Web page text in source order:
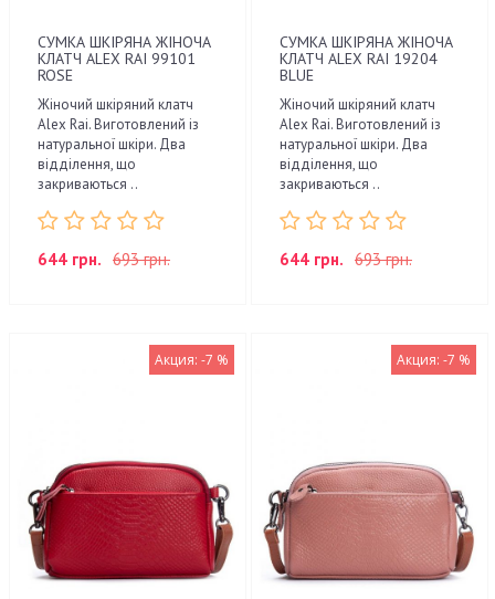
СУМКА ШКІРЯНА ЖІНОЧА
КЛАТЧ ALEX RAI 99101
ROSE
Жіночий шкіряний клатч
Alex Rai. Виготовлений із
натуральної шкіри. Два
відділення, що
закриваються ..
644 грн. 693 грн.
СУМКА ШКІРЯНА ЖІНОЧА
КЛАТЧ ALEX RAI 19204
BLUE
Жіночий шкіряний клатч
Alex Rai. Виготовлений із
натуральної шкіри. Два
відділення, що
закриваються ..
644 грн. 693 грн.
Акция: -7 % Акция: -7 %